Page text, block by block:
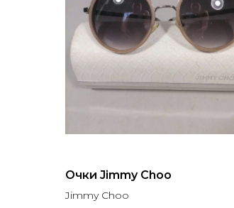
Очки Jimmy Choo
Jimmy Choo